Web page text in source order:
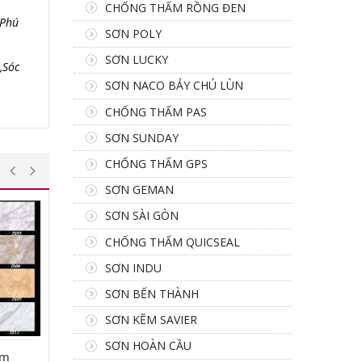
CHỐNG THẤM RỒNG ĐEN
SƠN POLY
SƠN LUCKY
SƠN NACO BẢY CHÚ LÙN
CHỐNG THẤM PAS
SƠN SUNDAY
CHỐNG THẤM GPS
SƠN GEMAN
SƠN SÀI GÒN
CHỐNG THẤM QUICSEAL
SƠN INDU
SƠN BẾN THÀNH
SƠN KẼM SAVIER
SƠN HOÀN CẦU